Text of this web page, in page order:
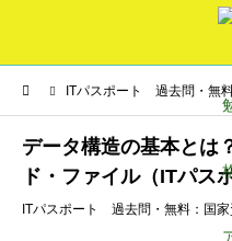
ITパスポート 過去問・無
データ構造の基本とは
ド・ファイル（ITパス
ITパスポート 過去問・無料：国家